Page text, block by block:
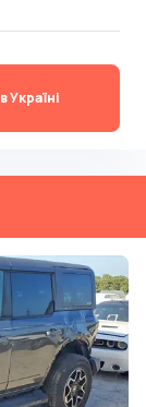
Україні